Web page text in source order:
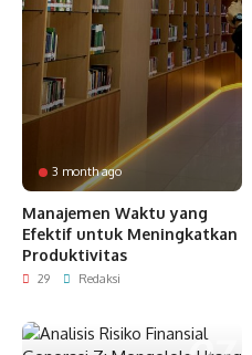
3 month ago
Manajemen Waktu yang
Efektif untuk Meningkatkan
Produktivitas
29 Redaksi